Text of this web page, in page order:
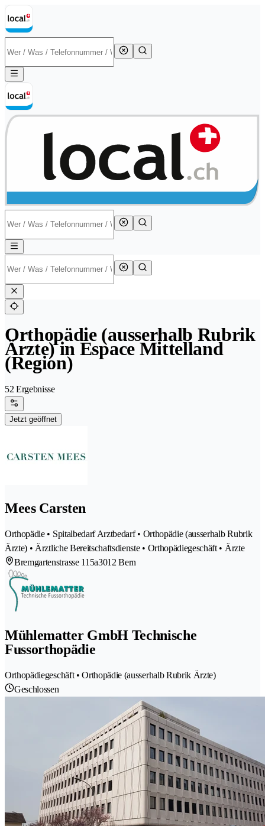
Orthopädie (ausserhalb Rubrik
Ärzte) in Espace Mittelland
(Region)
52 Ergebnisse
Jetzt geöffnet
Mees Carsten
Orthopädie • Spitalbedarf Arztbedarf • Orthopädie (ausserhalb Rubrik
Ärzte) • Ärztliche Bereitschaftsdienste • Orthopädiegeschäft • Ärzte
Bremgartenstrasse 115a3012 Bern
Mühlematter GmbH Technische
Fussorthopädie
Orthopädiegeschäft • Orthopädie (ausserhalb Rubrik Ärzte)
Geschlossen